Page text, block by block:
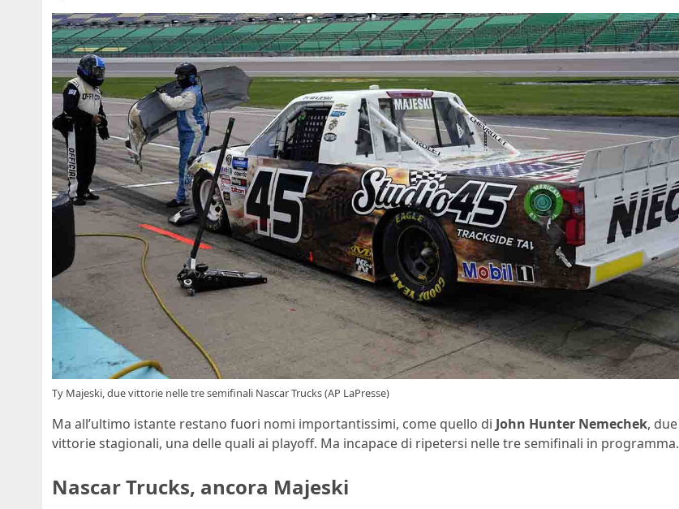
Ty Majeski, due vittorie nelle tre semifinali Nascar Trucks (AP LaPresse)
Ma all’ultimo istante restano fuori nomi importantissimi, come quello di John Hunter Nemechek, due
vittorie stagionali, una delle quali ai playoff. Ma incapace di ripetersi nelle tre semifinali in programma.
Nascar Trucks, ancora Majeski